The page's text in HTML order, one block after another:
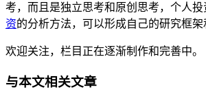
考，而且是独立思考和原创思考，个人
资的分析方法，可以形成自己的研究框架
欢迎关注，栏目正在逐渐制作和完善中。
与本文相关文章